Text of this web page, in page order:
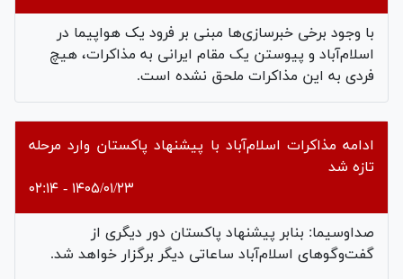
با وجود برخی خبرسازی‌ها مبنی بر فرود یک هواپیما در
اسلام‌آباد و پیوستن یک مقام ایرانی به مذاکرات، هیچ
فردی به این مذاکرات ملحق نشده است.
ادامه مذاکرات اسلام‌آباد با پیشنهاد پاکستان وارد مرحله
تازه شد
۱۴۰۵/۰۱/۲۳ - ۰۲:۱۴
صداوسیما: بنابر پیشنهاد پاکستان دور دیگری از
گفت‌و‌گو‌های اسلام‌آباد ساعاتی دیگر برگزار خواهد شد.